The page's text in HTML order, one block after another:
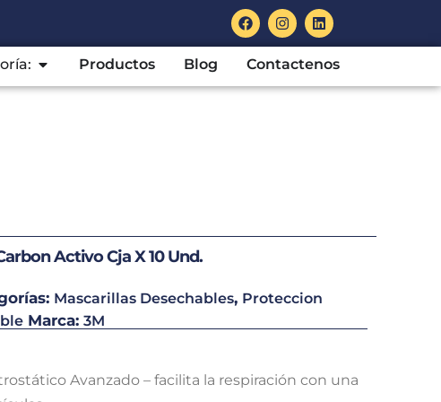
F
a
c
e
b
o
I
n
s
t
a
g
L
i
n
k
e
d
Abrir Categoría:
Productos Blog Contactenos
Activo Cja X 10 Und.
Mascarillas Desechables, Proteccion
Marca: 3M
Avanzado – facilita la respiración con una